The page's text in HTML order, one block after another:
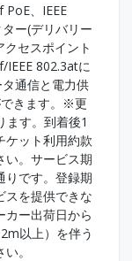
PoE、IEEE
ー(デリバリー
セスポイント
IEEE 802.3atに
通信と電力供
きます。※更
ます。到着後1
ケット利用約款
い。サービス期
りです。登録期
スを提供できな
カー出荷日から
以上）を伴う
。